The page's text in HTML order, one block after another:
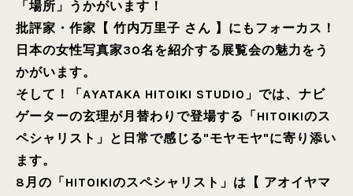
「場所」うかがいます！
批評家・作家【 竹内万里子 さん 】にもフォーカス！
日本の女性写真家30名を紹介する展覧会の魅力をう
かがいます。
そして！「AYATAKA HITOIKI STUDIO」では、ナビ
ゲーターの玄理が月替わりで登場する「HITOIKIのス
ペシャリスト」と日常で感じる"モヤモヤ"に寄り添い
ます。
8月の「HITOIKIのスペシャリスト」は【 アオイヤマ